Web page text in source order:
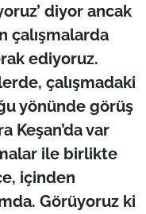
diyor ancak
çalışmalarda
ediyoruz.
çalışmadaki
yönünde görüş
Keşan’da var
ile birlikte
içinden
Görüyoruz ki